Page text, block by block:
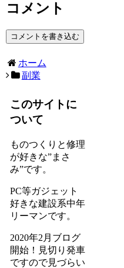
コメント
コメントを書き込む
ホーム
副業
このサイトに
ついて
ものつくりと修理
が好きな”まさ
み”です。
PC等ガジェット
好きな建設系中年
リーマンです。
2020年2月ブログ
開始！見切り発車
ですので見づらい